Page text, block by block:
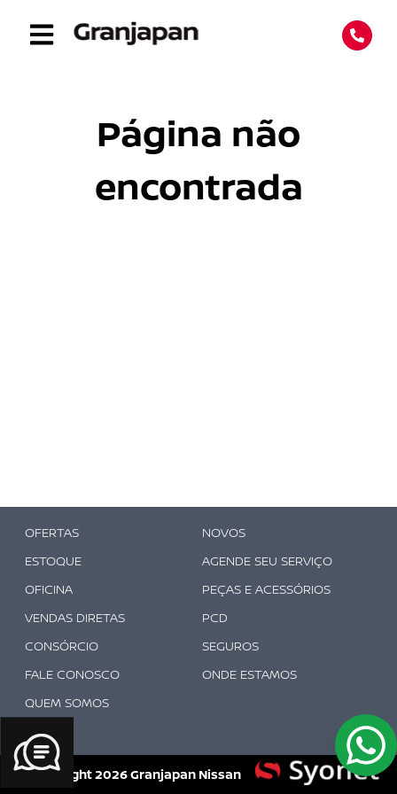
Página não
encontrada
OFERTAS
NOVOS
ESTOQUE
AGENDE SEU SERVIÇO
OFICINA
PEÇAS E ACESSÓRIOS
VENDAS DIRETAS
PCD
CONSÓRCIO
SEGUROS
FALE CONOSCO
ONDE ESTAMOS
QUEM SOMOS
© Copyright2026Granjapan Nissan